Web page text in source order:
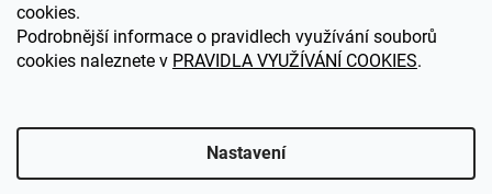
cookies.
Podrobnější informace o pravidlech využívání souborů
cookies naleznete v PRAVIDLA VYUŽÍVÁNÍ COOKIES.
Nastavení
hodin
eDEKOR.cz